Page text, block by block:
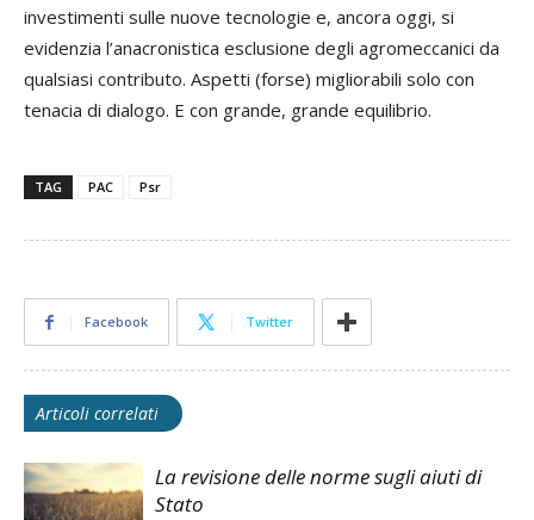
investimenti sulle nuove tecnologie e, ancora oggi, si
evidenzia l’anacronistica esclusione degli agromeccanici da
qualsiasi contributo. Aspetti (forse) migliorabili solo con
tenacia di dialogo. E con grande, grande equilibrio.
TAG PAC Psr
Facebook Twitter
Articoli correlati
La revisione delle norme sugli aiuti di
Stato